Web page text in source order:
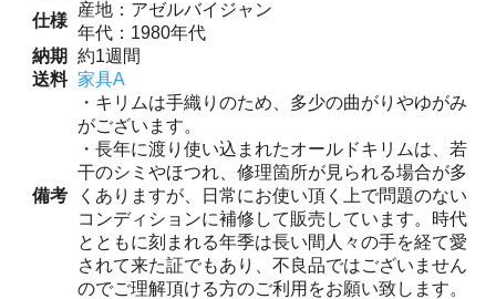
仕様
産地：アゼルバイジャン
年代：1980年代
納期
約1週間
送料 家具A
備考
・キリムは手織りのため、多少の曲がりやゆがみ
がございます。
・長年に渡り使い込まれたオールドキリムは、若
干のシミやほつれ、修理箇所が見られる場合が多
くありますが、日常にお使い頂く上で問題のない
コンディションに補修して販売しています。時代
とともに刻まれる年季は長い間人々の手を経て愛
されて来た証でもあり、不良品ではございません
のでご理解頂ける方のご利用をお願い致します。